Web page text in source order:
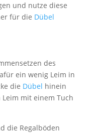
und nutze diese
für die Dübel
des
ein wenig Leim in
die Dübel hinein
mit einem Tuch
die Regalböden